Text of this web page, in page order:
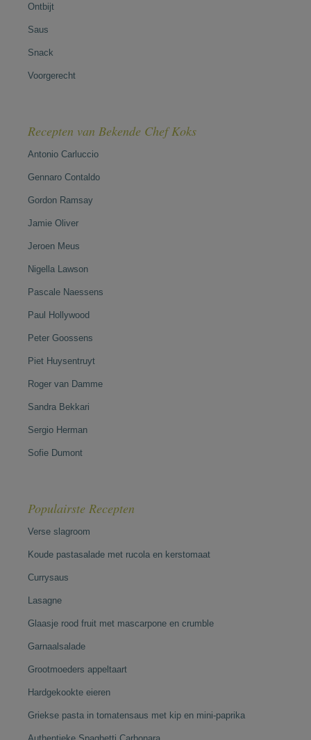
Ontbijt
Saus
Snack
Voorgerecht
Recepten van Bekende Chef Koks
Antonio Carluccio
Gennaro Contaldo
Gordon Ramsay
Jamie Oliver
Jeroen Meus
Nigella Lawson
Pascale Naessens
Paul Hollywood
Peter Goossens
Piet Huysentruyt
Roger van Damme
Sandra Bekkari
Sergio Herman
Sofie Dumont
Populairste Recepten
Verse slagroom
Koude pastasalade met rucola en kerstomaat
Currysaus
Lasagne
Glaasje rood fruit met mascarpone en crumble
Garnaalsalade
Grootmoeders appeltaart
Hardgekookte eieren
Griekse pasta in tomatensaus met kip en mini-paprika